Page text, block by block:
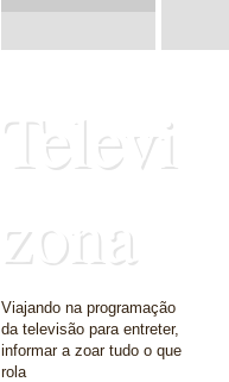
Televi
zona
Viajando na programação
da televisão para entreter,
informar a zoar tudo o que
rola